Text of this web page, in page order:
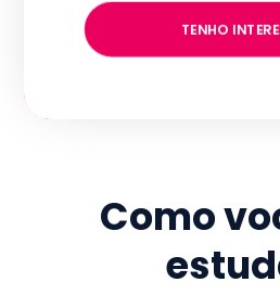
TENHO
Como